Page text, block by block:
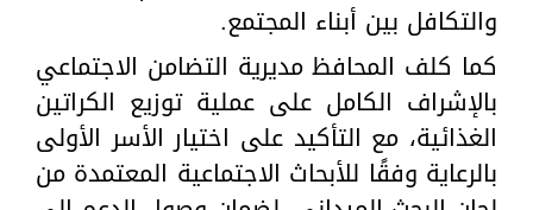
والتكافل بين أبناء المجتمع.
كما كلف المحافظ مديرية التضامن الاجتماعي
بالإشراف الكامل على عملية توزيع الكراتين
الغذائية، مع التأكيد على اختيار الأسر الأولى
بالرعاية وفقًا للأبحاث الاجتماعية المعتمدة من